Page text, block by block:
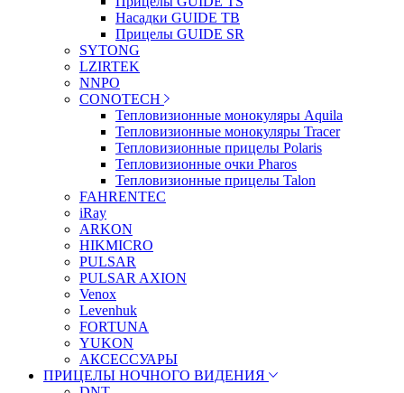
Насадки GUIDE TB
Прицелы GUIDE SR
SYTONG
LZIRTEK
NNPO
CONOTECH
Тепловизионные монокуляры Aquila
Тепловизионные монокуляры Tracer
Тепловизионные прицелы Polaris
Тепловизионные очки Pharos
Тепловизионные прицелы Talon
FAHRENTEC
iRay
ARKON
HIKMICRO
PULSAR
PULSAR AXION
Venox
Levenhuk
FORTUNA
YUKON
АКСЕССУАРЫ
ПРИЦЕЛЫ НОЧНОГО ВИДЕНИЯ